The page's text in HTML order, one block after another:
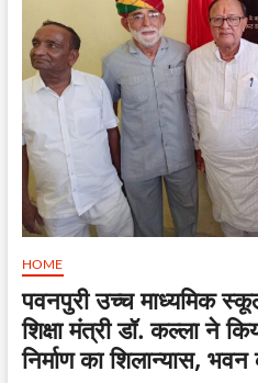
HOME
पवनपुरी उच्च माध्यमिक
शिक्षा मंत्री डॉ. कल्ला ने
निर्माण का शिलान्यास, भवन